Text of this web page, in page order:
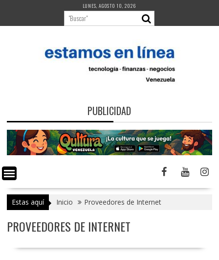
contenido
LUNES, AGOSTO 10, 2026
PUBLICIDAD
Estas aquí Inicio Proveedores de Internet
PROVEEDORES DE INTERNET